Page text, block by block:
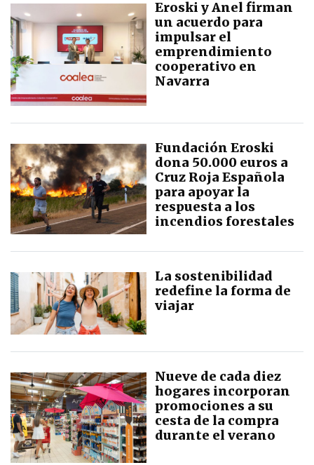
Eroski y Anel firman
un acuerdo para
impulsar el
emprendimiento
cooperativo en
Navarra
Fundación Eroski
dona 50.000 euros a
Cruz Roja Española
para apoyar la
respuesta a los
incendios forestales
La sostenibilidad
redefine la forma de
viajar
Nueve de cada diez
hogares incorporan
promociones a su
cesta de la compra
durante el verano